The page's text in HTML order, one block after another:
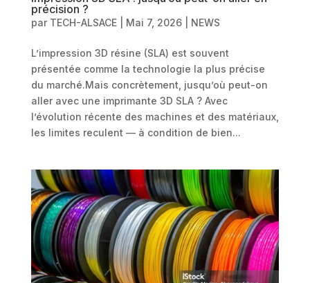
précision ?
par TECH-ALSACE| Mai 7, 2026| NEWS
L’impression 3D résine (SLA) est souvent
présentée comme la technologie la plus précise
du marché.Mais concrètement, jusqu’où peut-on
aller avec une imprimante 3D SLA ? Avec
l’évolution récente des machines et des matériaux,
les limites reculent — à condition de bien...